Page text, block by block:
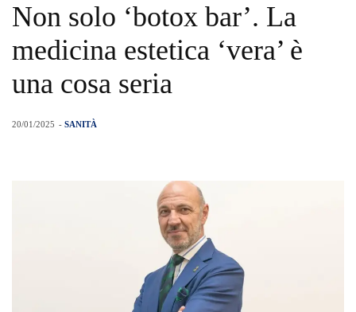
Non solo ‘botox bar’. La
medicina estetica ‘vera’ è
una cosa seria
- SANITÀ
20/01/2025